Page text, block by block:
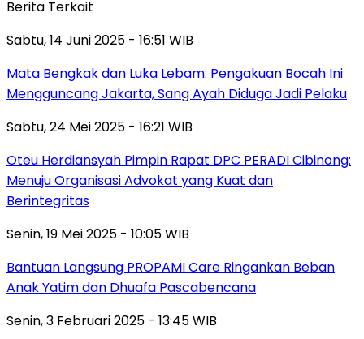
Berita Terkait
Sabtu, 14 Juni 2025 - 16:51 WIB
Mata Bengkak dan Luka Lebam: Pengakuan Bocah Ini
Mengguncang Jakarta, Sang Ayah Diduga Jadi Pelaku
Sabtu, 24 Mei 2025 - 16:21 WIB
Oteu Herdiansyah Pimpin Rapat DPC PERADI Cibinong:
Menuju Organisasi Advokat yang Kuat dan
Berintegritas
Senin, 19 Mei 2025 - 10:05 WIB
Bantuan Langsung PROPAMI Care Ringankan Beban
Anak Yatim dan Dhuafa Pascabencana
Senin, 3 Februari 2025 - 13:45 WIB